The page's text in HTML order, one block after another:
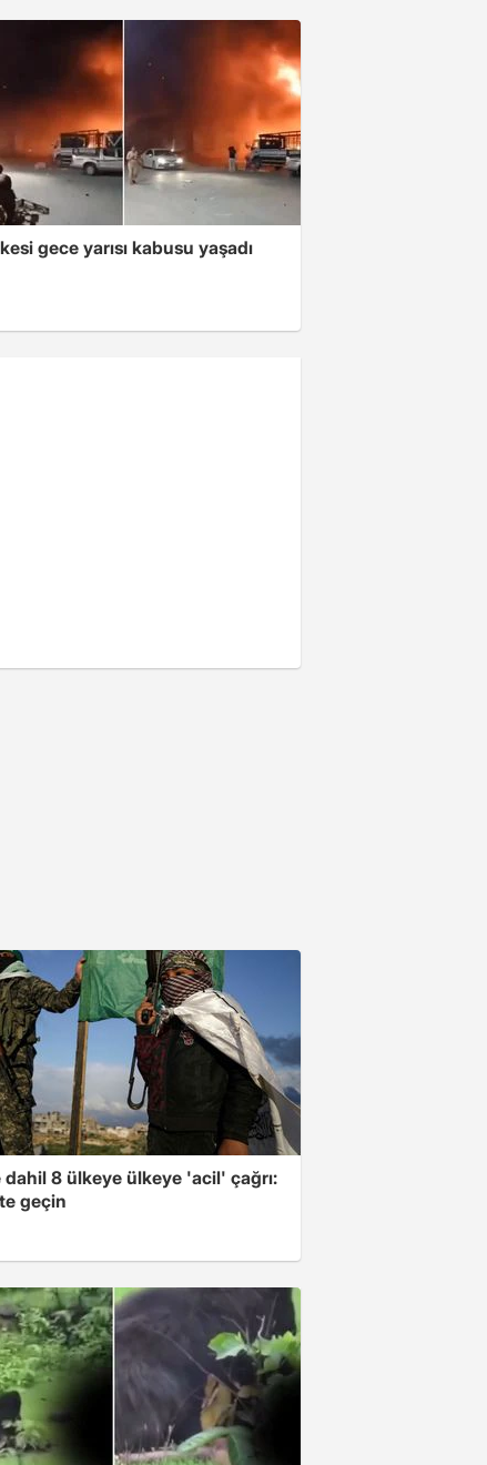
gece yarısı kabusu yaşadı
dahil 8 ülkeye ülkeye 'acil' çağrı:
geçin